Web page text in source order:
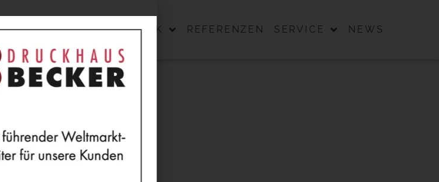
LEISTUNGEN TECHNIK REFERENZEN SERVICE NEWS